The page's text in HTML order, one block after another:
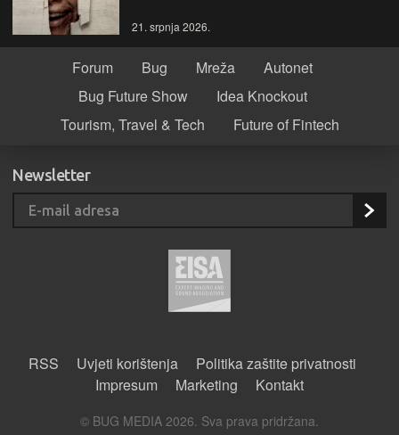
21. srpnja 2026.
Forum Bug Mreža
Autonet
Bug Future Show
Idea Knockout
Tourism, Travel & Tech
Future of Fintech
Newsletter
RSS Uvjeti korištenja
Politika zaštite privatnosti
Impresum
Marketing Kontakt
© BUG MEDIA 2026. Sva prava pridržana.